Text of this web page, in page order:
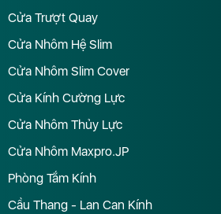
Cửa Trượt Quay
Cửa Nhôm Hệ Slim
Cửa Nhôm Slim Cover
Cửa Kính Cường Lực
Cửa Nhôm Thủy Lực
Cửa Nhôm Maxpro.JP
Phòng Tắm Kính
Cầu Thang - Lan Can Kính